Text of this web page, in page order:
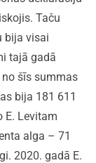
Taču
bija visai
tajā gadā
šīs summas
bija 181 611
E. Levitam
alga – 71
2020. gadā E.